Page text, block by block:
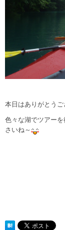
本日はありがとうご
色々な湖でツアー
さいね～